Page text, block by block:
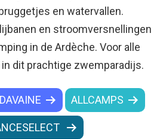
en watervallen.
en stroomversnellingen
in de Ardèche. Voor alle
dit prachtige zwemparadijs.
ALLCAMPS